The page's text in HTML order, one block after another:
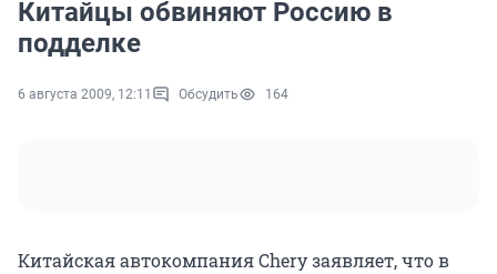
Китайцы обвиняют Россию в
подделке
6 августа 2009, 12:11 Обсудить 164
Китайская автокомпания Chery заявляет, что в